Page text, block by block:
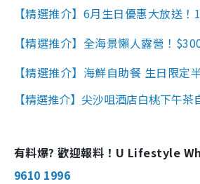
【精選推介】6月生日優惠大放送
【精選推介】全海景懶人露營！
【精選推介】海鮮自助餐 生日限定
【精選推介】尖沙咀酒店白桃下午
有料爆? 歡迎報料！U Lifestyle
9610 1996